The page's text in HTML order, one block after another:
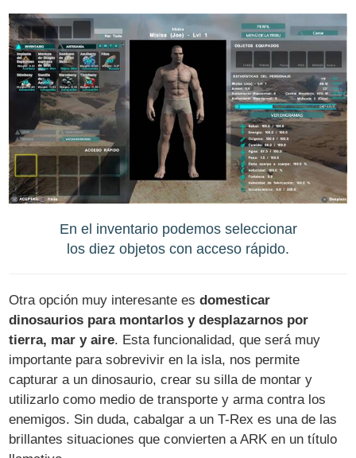
En el inventario podemos seleccionar
los diez objetos con acceso rápido.
Otra opción muy interesante esdomesticar
dinosaurios para montarlos y desplazarnos por
tierra, mar y aire. Esta funcionalidad, que será muy
importante para sobrevivir en la isla, nos permite
capturar a un dinosaurio, crear su silla de montar y
utilizarlo como medio de transporte y arma contra los
enemigos. Sin duda, cabalgar a un T-Rex es una de las
brillantes situaciones que convierten a ARK en un título